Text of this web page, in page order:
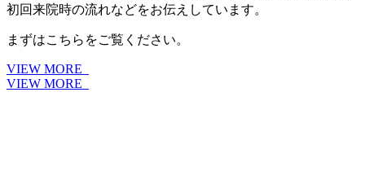
初回来院時の流れなどをお伝えしています。
まずはこちらをご覧ください。
VIEW MORE
VIEW MORE